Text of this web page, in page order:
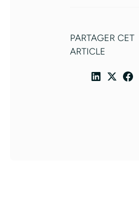
PARTAGER CET
ARTICLE